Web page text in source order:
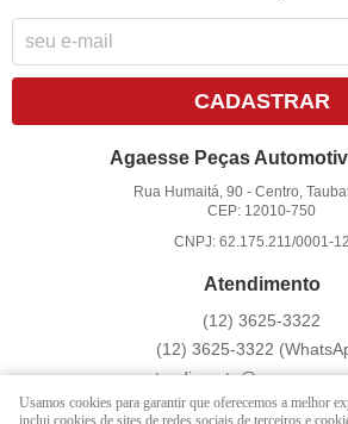
CADASTRAR
Agaesse Peças
Rua Humaitá, 90 -Centro,
CEP: 12010-750
CNPJ: 62.175.211/0001-12
Atendimento
(12) 3625-3322
(12) 3625-3322
Usamos cookies para garantir que oferecemos a melhor
inclui cookies de sites de redes sociais de terceiros e